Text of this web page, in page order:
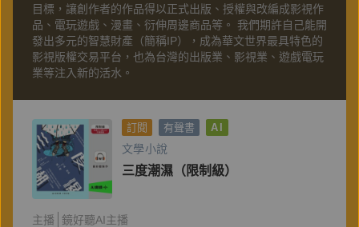
目標，讓創作者的作品得以正式出版、授權與改編成影視作
品、電玩遊戲、漫畫、衍伸周邊商品等。 我們期許自己能開
發出多元的智慧財產（簡稱IP），成為華文世界最具特色的
影視版權交易平台，也為台灣的出版業、影視業、遊戲電玩
業等注入新的活水。
訂閱 有聲書 AI
文學小說
三度潮濕（限制級）
主播
鏡好聽AI主播